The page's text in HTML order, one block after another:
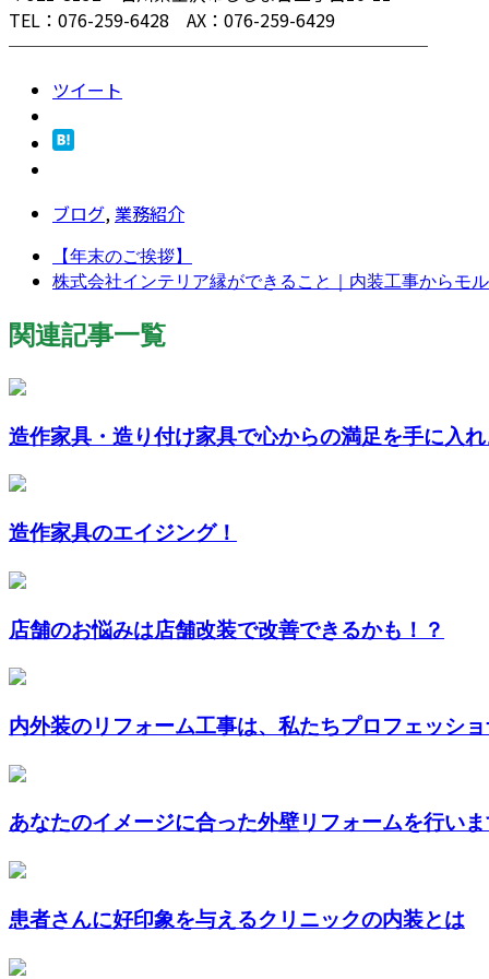
TEL：076-259-6428 AX：076-259-6429
────────────────────────
ツイート
ブログ,業務紹介
【年末のご挨拶】
株式会社インテリア縁ができること｜内装工事からモ
関連記事一覧
造作家具・造り付け家具で心からの満足を手に入れ
造作家具のエイジング！
店舗のお悩みは店舗改装で改善できるかも！？
内外装のリフォーム工事は、私たちプロフェッシ
あなたのイメージに合った外壁リフォームを行いま
患者さんに好印象を与えるクリニックの内装とは